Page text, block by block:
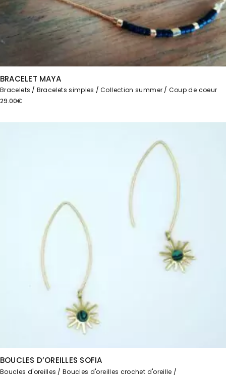
BRACELET MAYA
Bracelets Bracelets simples Collection summer
Coup de coeur
29.00€
BOUCLES D’OREILLES SOFIA
Boucles d'oreilles
Boucles d'oreilles crochet d'oreille